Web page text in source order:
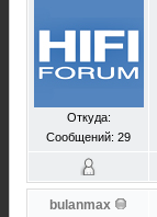
Откуда:
Сообщений: 29
bulanmax